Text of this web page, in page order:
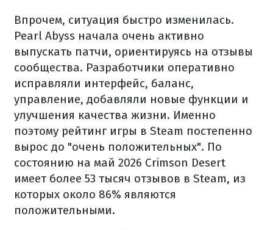
Впрочем, ситуация быстро изменилась.
Pearl Abyss начала очень активно
выпускать патчи, ориентируясь на отзывы
сообщества. Разработчики оперативно
исправляли интерфейс, баланс,
управление, добавляли новые функции и
улучшения качества жизни. Именно
поэтому рейтинг игры в Steam постепенно
вырос до "очень положительных". По
состоянию на май 2026 Crimson Desert
имеет более 53 тысяч отзывов в Steam, из
которых около 86% являются
положительными.